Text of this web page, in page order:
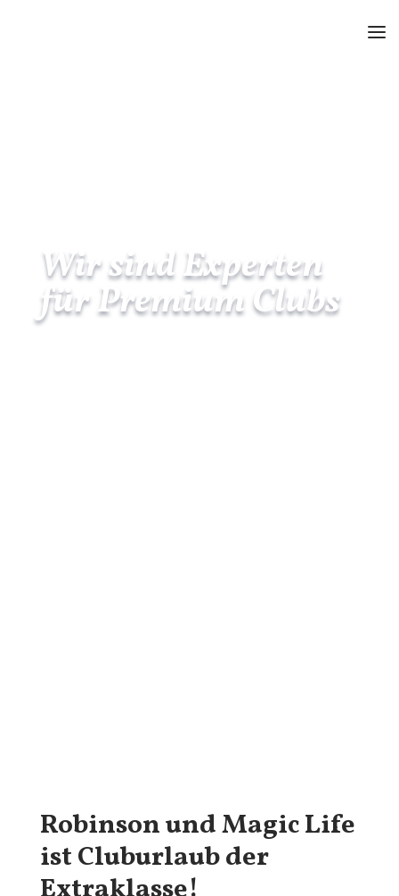
Wir sind Experten
für Premium Clubs
Robinson und Magic Life
ist Cluburlaub der